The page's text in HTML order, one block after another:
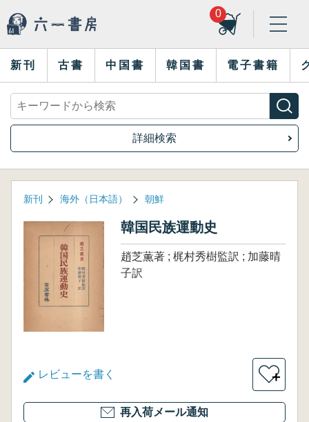
0
新刊 古書 中国書 韓国書 電子書籍
詳細検索
新刊 海外（日本語） 朝鮮
韓国民族運動史
趙芝薫著 ; 梶村秀樹監訳 ; 加藤晴
子訳
レビューを書く ＋
再入荷メール通知